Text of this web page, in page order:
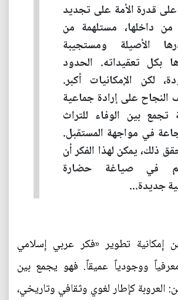
قدرة الأمة على تجديد
من داخلها، مستلهمة من
الأصيلة ومستجيبة
بكل تعقيداته. الحدود
لكن الإمكانيات أكبر.
النجاح على إرادة جماعية
تجمع بين الوفاء للتراث
في مواجهة المستقبل.
ذلك، يمكن لهذا الفكر أن
في صياغة حضارة
جديدة...
إمكانية تطوير «فكر عربي إسلامي
ووجودياً عميقاً. فهو يجمع بين
العروبة كإطار لغوي وثقافي وتاريخي،